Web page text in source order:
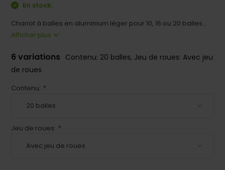
En stock:
Chariot à balles en aluminium léger pour 10, 16 ou 20 balles...
Afficher plus
6 variations Contenu: 20 balles, Jeu de roues: Avec jeu
de roues
Contenu: *
Jeu de roues: *